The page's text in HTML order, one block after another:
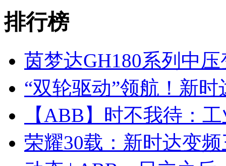
排行榜
茵梦达GH180系列中
“双轮驱动”领航！新
【ABB】时不我待：
荣耀30载：新时达变